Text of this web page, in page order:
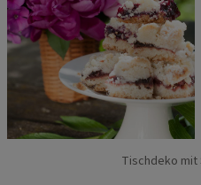
Tischdeko mit